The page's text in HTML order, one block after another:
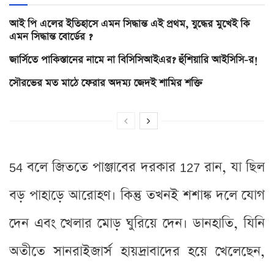
আই পি এলের ইতিহাসে এমন সিদ্ধান্ত এই প্রথম, যুদ্ধের মুখেই কি
এমন সিদ্ধান্ত বোর্ডের ?
জার্সিতে পাকিস্তানের নামে না বিসিসিআইএর? হুঁশিয়ারি আইসিসি-র!
সৌরভের মত মাঠে ফেরার অদম্য জেদই শামির শক্তি
54 বলে জিততে পাঞ্জাবের দরকার 127 রান, যা ছিল
বড় পাহাড়ে আরোহণ। কিন্তু তখনই শশাঙ্ক দলে যোগ
দেন এবং খেলার মোড় ঘুরিয়ে দেন। ডানহাতি, যিনি
অতীতে সানরাইজার্স হায়দ্রাবাদের হয়ে খেলেছেন,